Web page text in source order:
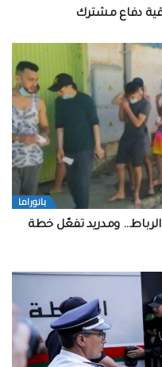
دفاع مشترك
بانوراما
ومدريد تفعّل خطة